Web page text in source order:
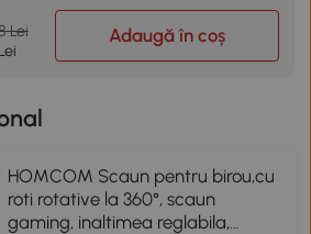
Lei
Adaugă în coș
HOMCOM Scaun pentru birou,cu
roti rotative la 360°, scaun
gaming, inaltimea reglabila,